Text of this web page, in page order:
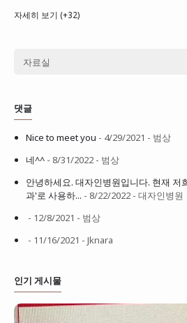
자세히 보기 (+32)
댓글
Nice to meet you - 4/29/2021 - 범상
네^^ - 8/31/2022 - 범상
안녕하세요. 대자인병원입니다. 현재 저
과'로 사용하... - 8/22/2022 - 대자인병원
- 12/8/2021 - 범상
- 11/16/2021 - Jknara
인기 게시물